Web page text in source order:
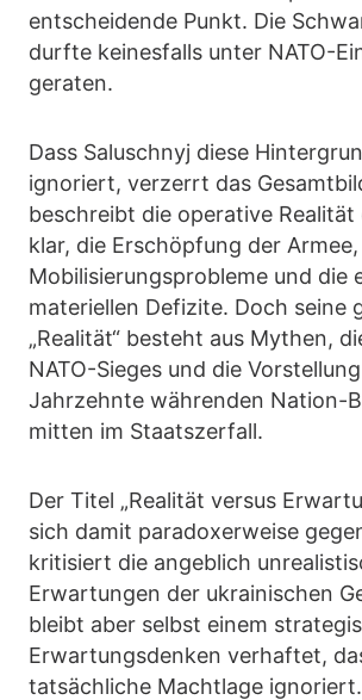
entscheidende Punkt. Die
durfte keinesfalls unter NATO-
geraten.
Dass Saluschnyj diese
ignoriert, verzerrt das
beschreibt die operative Realität
klar, die Erschöpfung der
Mobilisierungsprobleme und die
materiellen Defizite. Doch seine
„Realität“ besteht aus Mythen,
NATO-Sieges und die
Jahrzehnte währenden Nation-
mitten im Staatszerfall.
Der Titel „Realität versus
sich damit paradoxerweise
kritisiert die angeblich
Erwartungen der ukrainischen
bleibt aber selbst einem
Erwartungsdenken verhaftet,
tatsächliche Machtlage